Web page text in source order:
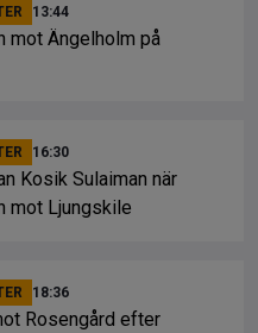
13:44
mot Ängelholm på
16:30
Kosik Sulaiman när
mot Ljungskile
18:36
Rosengård efter